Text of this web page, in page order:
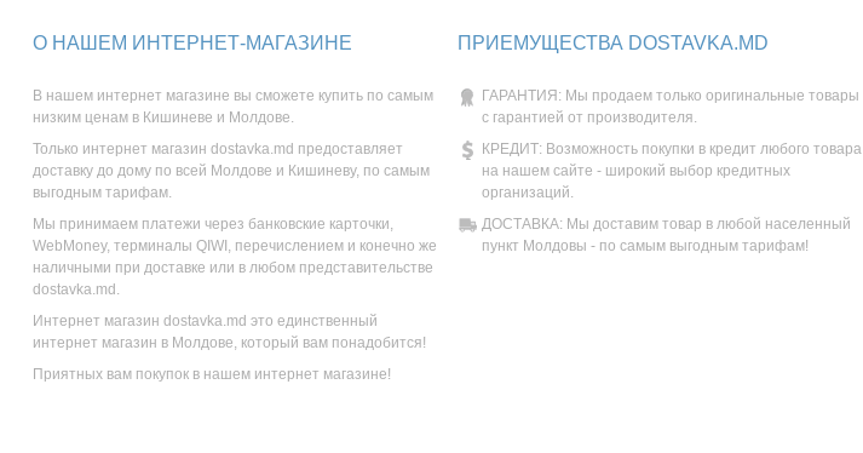
О НАШЕМ ИНТЕРНЕТ-МАГАЗИНЕ
В нашем интернет магазине вы сможете купить по самым
низким ценам в Кишиневе и Молдове.
Только интернет магазин dostavka.md предоставляет
доставку до дому по всей Молдове и Кишиневу, по самым
выгодным тарифам.
Мы принимаем платежи через банковские карточки,
WebMoney, терминалы QIWI, перечислением и конечно же
наличными при доставке или в любом представительстве
dostavka.md.
Интернет магазин dostavka.md это единственный
интернет магазин в Молдове, который вам понадобится!
Приятных вам покупок в нашем интернет магазине!
ПРИЕМУЩЕСТВА DOSTAVKA.MD
ГАРАНТИЯ: Мы продаем только оригинальные товары
с гарантией от производителя.
КРЕДИТ: Возможность покупки в кредит любого товара
на нашем сайте - широкий выбор кредитных
организаций.
ДОСТАВКА: Мы доставим товар в любой населенный
пункт Молдовы - по самым выгодным тарифам!